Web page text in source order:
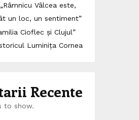
Vâlcea este,
un loc, un sentiment”
Cioflec și Clujul”
Luminița Cornea
Recente
to show.